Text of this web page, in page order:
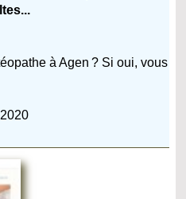
à Agen ? Si oui, vous